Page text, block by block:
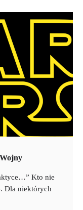
Kto nie
Dla niektórych